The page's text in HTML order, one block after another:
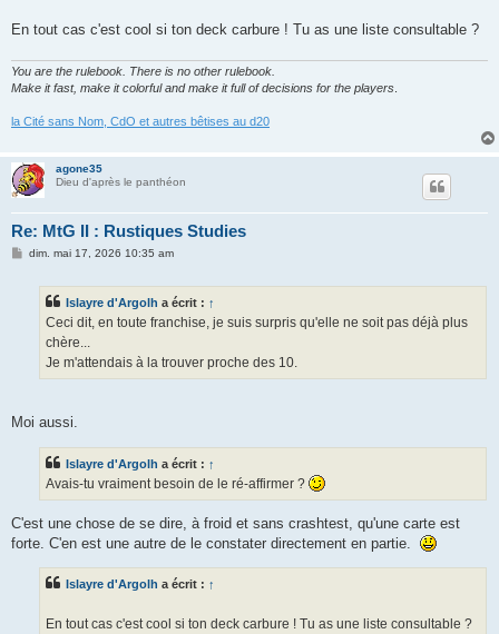
En tout cas c'est cool si ton deck carbure ! Tu as une liste consultable ?
You are the rulebook. There is no other rulebook.
Make it fast, make it colorful and make it full of decisions for the players
la Cité sans Nom, CdO et autres bêtises au d20
agone35
Dieu d'après le panthéon
Re: MtG II : Rustiques Studies
Mdim. mai 17, 2026 10:35 am
Islayre d'Argolh a écrit : ↑
Ceci dit, en toute franchise, je suis surpris qu'elle ne soit pas déjà plus
chère...
Je m'attendais à la trouver proche des 10.
Moi aussi.
Islayre d'Argolh a écrit : ↑
Avais-tu vraiment besoin de le ré-affirmer ?
C'est une chose de se dire, à froid et sans crashtest, qu'une carte est
forte. C'en est une autre de le constater directement en partie.
Islayre d'Argolh a écrit : ↑
En tout cas c'est cool si ton deck carbure ! Tu as une liste consultable ?